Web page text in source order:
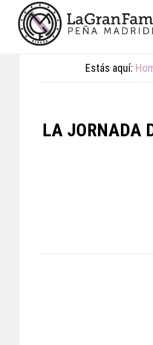
primary
footer
Estás aquí:
LA JORNADA